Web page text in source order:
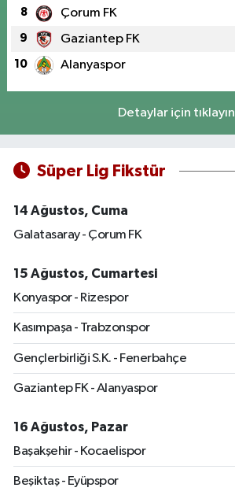
8 Çorum FK
9 Gaziantep FK
10 Alanyaspor
Detaylar için tıklayın
Süper Lig Fikstür
14 Ağustos, Cuma
Galatasaray - Çorum FK
15 Ağustos, Cumartesi
Konyaspor - Rizespor
Kasımpaşa - Trabzonspor
Gençlerbirliği S.K. - Fenerbahçe
Gaziantep FK - Alanyaspor
16 Ağustos, Pazar
Başakşehir - Kocaelispor
Beşiktaş - Eyüpspor